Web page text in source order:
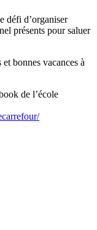
défi d’organiser
présents pour saluer
bonnes vacances à
de l’école